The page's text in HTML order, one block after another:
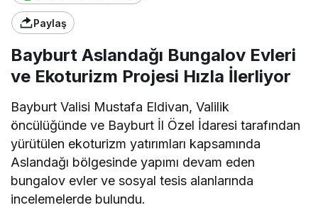
Paylaş
Bayburt Aslandağı Bungalov Evleri
ve Ekoturizm Projesi Hızla İlerliyor
Bayburt Valisi Mustafa Eldivan, Valilik
öncülüğünde ve Bayburt İl Özel İdaresi tarafından
yürütülen ekoturizm yatırımları kapsamında
Aslandağı bölgesinde yapımı devam eden
bungalov evler ve sosyal tesis alanlarında
incelemelerde bulundu.